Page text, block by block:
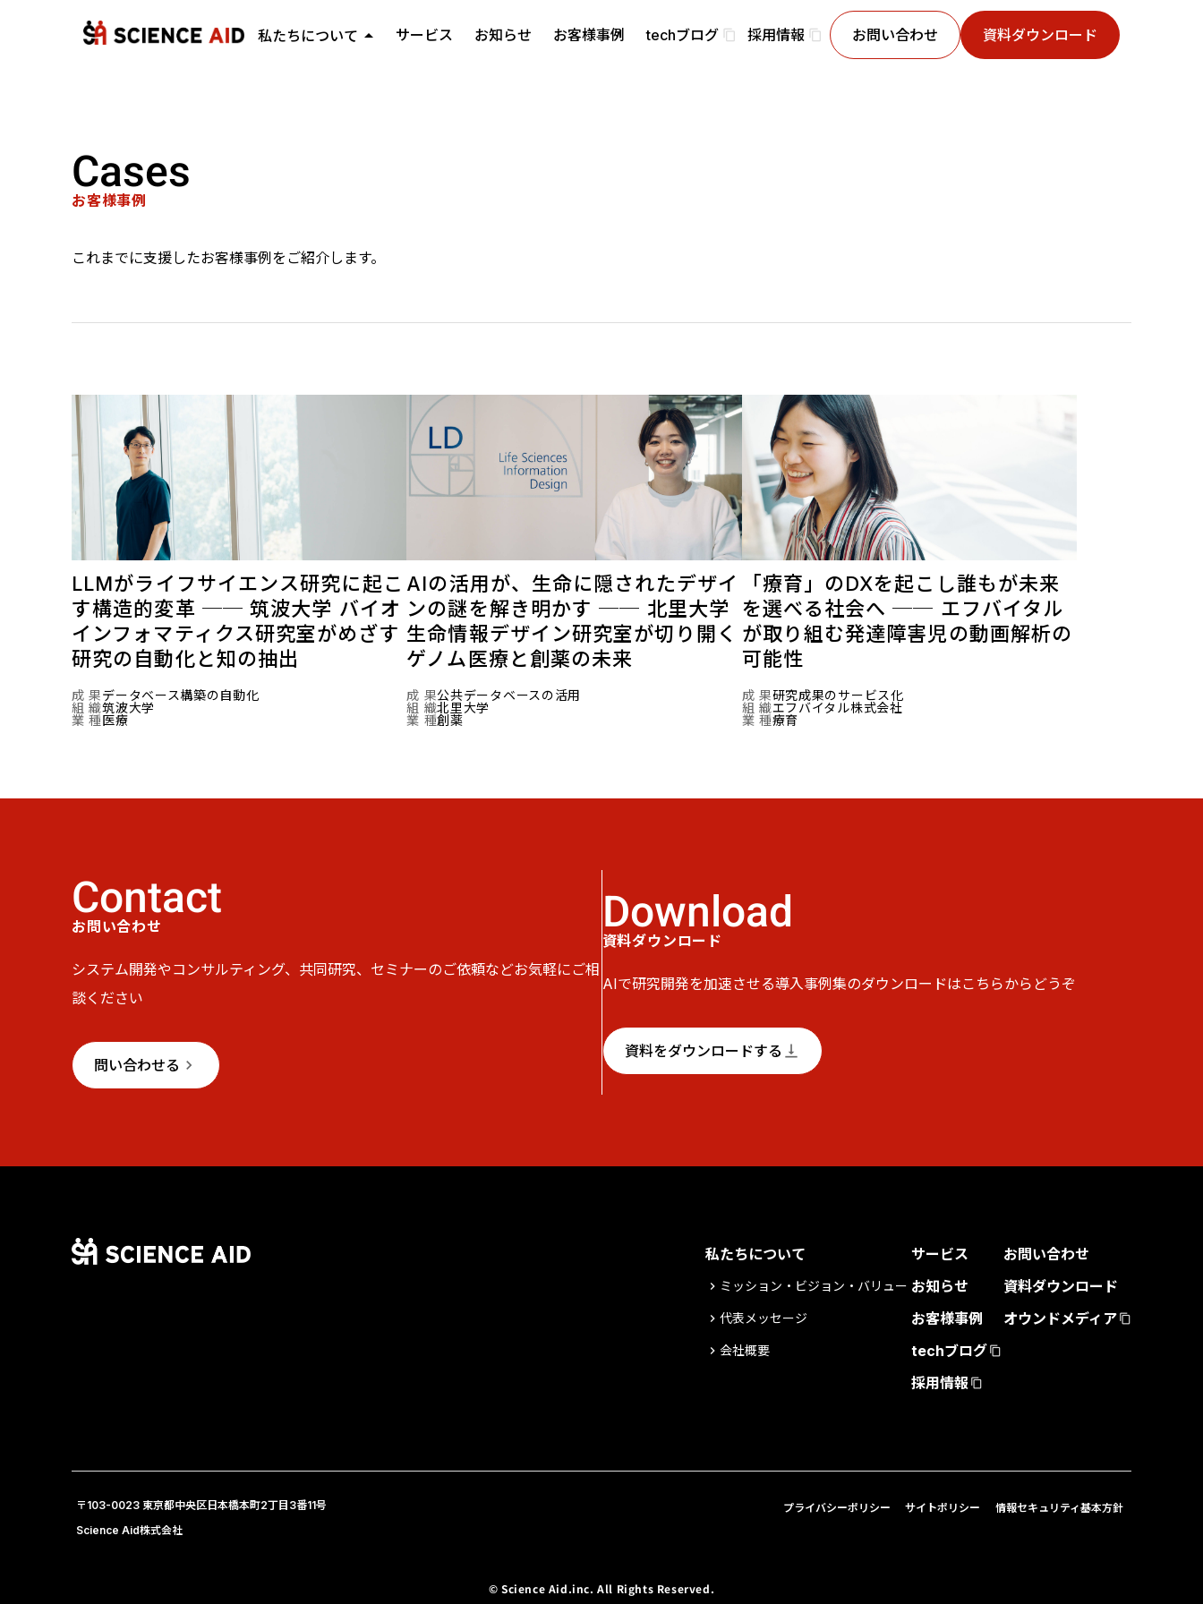
私たちについて arrow_drop_up サービス お知らせ お客様事例 techブログ content_copy 採用情報 content_copy お問い合わせ 資料ダウンロード
Cases
お客様事例
これまでに支援したお客様事例をご紹介します。
LLMがライフサイエンス研究に起こ
す構造的変革 ── 筑波大学 バイオ
インフォマティクス研究室がめざす
研究の自動化と知の抽出
成 果データベース構築の自動化
組 織筑波大学
業 種医療
AIの活用が、生命に隠されたデザイ
ンの謎を解き明かす ── 北里大学
生命情報デザイン研究室が切り開く
ゲノム医療と創薬の未来
成 果公共データベースの活用
組 織北里大学
業 種創薬
「療育」のDXを起こし誰もが未来
を選べる社会へ ── エフバイタル
が取り組む発達障害児の動画解析の
可能性
成 果研究成果のサービス化
組 織エフバイタル株式会社
業 種療育
Contact
お問い合わせ
システム開発やコンサルティング、共同研究、セミナーのご依頼などお気軽にご相
談ください
問い合わせる keyboard_arrow_right
Download
資料ダウンロード
AIで研究開発を加速させる導入事例集のダウンロードはこちらからどうぞ
資料をダウンロードする vertical_align_bottom
私たちについて
keyboard_arrow_right ミッション・ビジョン・バリュー
keyboard_arrow_right 代表メッセージ
keyboard_arrow_right 会社概要
サービス
お知らせ
お客様事例
techブログ content_copy
採用情報 content_copy
お問い合わせ
資料ダウンロード
オウンドメディア content_copy
〒103-0023 東京都中央区日本橋本町2丁目3番11号
Science Aid株式会社
プライバシーポリシー サイトポリシー 情報セキュリティ基本方針
© Science Aid.inc. All Rights Reserved.